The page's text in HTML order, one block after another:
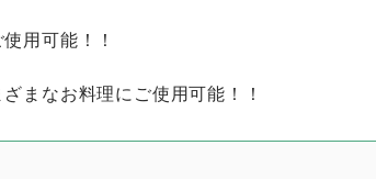
用可能！！
まなお料理にご使用可能！！